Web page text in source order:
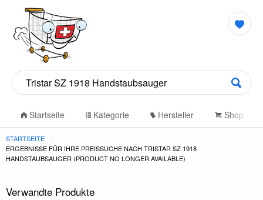
Startseite Kategorie Hersteller Shop
STARTSEITE
ERGEBNISSE FÜR IHRE PREISSUCHE NACH TRISTAR SZ 1918
HANDSTAUBSAUGER (PRODUCT NO LONGER AVAILABLE)
Verwandte Produkte